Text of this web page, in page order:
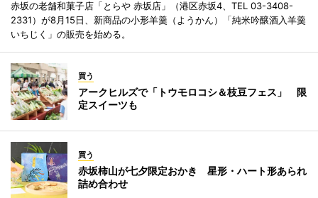
赤坂の老舗和菓子店「とらや 赤坂店」（港区赤坂4、TEL 03-3408-
2331）が8月15日、新商品の小形羊羹（ようかん）「純米吟醸酒入羊羹
いちじく」の販売を始める。
買う
アークヒルズで「トウモロコシ＆枝豆フェス」 限
定スイーツも
買う
赤坂柿山が七夕限定おかき 星形・ハート形あられ
詰め合わせ